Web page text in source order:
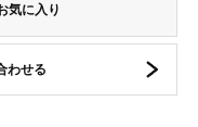
わせる